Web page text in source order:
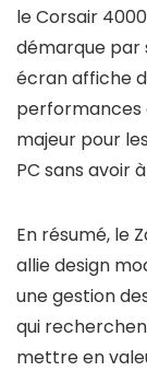
le Corsair
démarque par
écran affiche
performances
majeur pour
PC sans avoir
En résumé, le
allie design
une gestion
qui
mettre en